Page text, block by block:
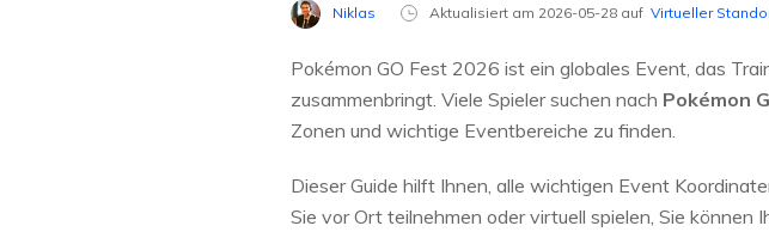
Niklas Aktualisiert am 2026-05-28 auf Virtueller
Pokémon GO Fest 2026 ist ein globales Event, das
zusammenbringt. Viele Spieler suchen nach Pokémon
Zonen und wichtige Eventbereiche zu finden.
Dieser Guide hilft Ihnen, alle wichtigen Event
Sie vor Ort teilnehmen oder virtuell spielen, Sie können